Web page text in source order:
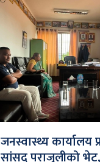
जनस्वास्थ्य कार्यालय
सांसद पराजुलीको